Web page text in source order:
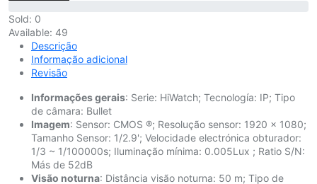
Sold: 0
Available: 49
Descrição
Informação adicional
Revisão
Informações gerais: Serie: HiWatch; Tecnología: IP; Tipo
de câmara: Bullet
Imagem: Sensor: CMOS ®; Resolução sensor: 1920 x 1080;
Tamanho Sensor: 1/2.9'; Velocidade electrónica obturador:
1/3 ~ 1/100000s; Iluminação mínima: 0.005Lux ; Ratio S/N:
Más de 52dB
Visão noturna: Distância visão noturna: 50 m; Tipo de